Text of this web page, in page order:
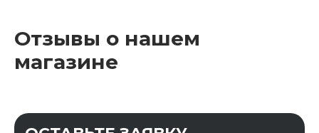
Отзывы о нашем
магазине